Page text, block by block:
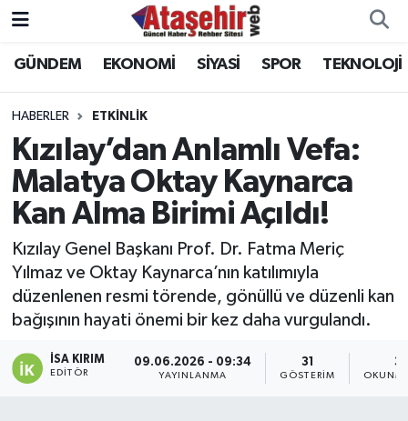
GÜNDEM EKONOMİ SİYASİ SPOR TEKNOLOJİ
HABERLER ETKİNLİK
Kızılay’dan Anlamlı Vefa:
Malatya Oktay Kaynarca
Kan Alma Birimi Açıldı!
Kızılay Genel Başkanı Prof. Dr. Fatma Meriç
Yılmaz ve Oktay Kaynarca’nın katılımıyla
düzenlenen resmi törende, gönüllü ve düzenli kan
bağışının hayati önemi bir kez daha vurgulandı.
İSA KIRIM
EDITÖR
09.06.2026 - 09:34
YAYINLANMA
31
GÖSTERIM
3
Hava Durumu
Trafik Durumu
Süper Lig Puan Durumu ve Fikstür
Tüm Manşetler
Son Dakika Haberleri
Haber Arşivi